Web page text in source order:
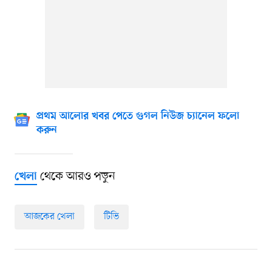
প্রথম আলোর খবর পেতে গুগল নিউজ চ্যানেল ফলো
করুন
খেলাথেকে আরও পড়ুন
আজকের খেলা টিভি